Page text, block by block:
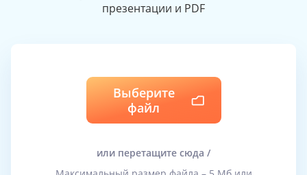
презентации и PDF
Выберите
файл
или перетащите сюда /